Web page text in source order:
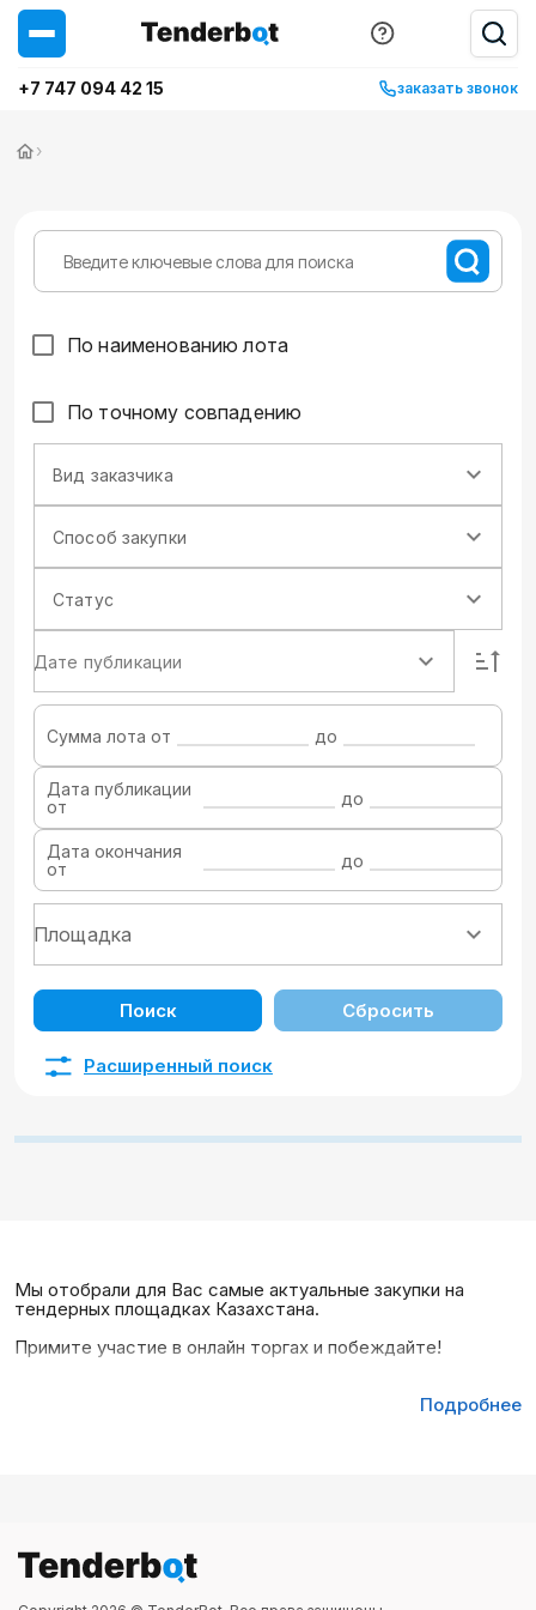
+7 747 094 42 15 заказать звонок
›
По наименованию лота
По точному совпадению
Вид заказчика
Способ закупки
Статус
Дате публикации
Сумма лота от до
Дата публикации
от
до
Дата окончания
от
до
Поиск Сбросить
Расширенный поиск
Мы отобрали для Вас самые актуальные закупки на
тендерных площадках Казахстана.
Примите участие в онлайн торгах и побеждайте!
Подробнее